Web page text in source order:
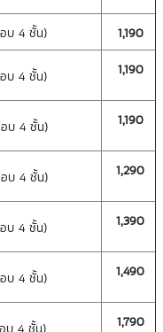
บ 4 ชั้น) 1,190
บ 4 ชั้น) 1,190
บ 4 ชั้น) 1,190
อบ 4 ชั้น) 1,290
บ 4 ชั้น) 1,390
บ 4 ชั้น) 1,490
1,790